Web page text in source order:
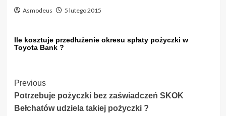
Asmodeus 5 lutego 2015
Ile kosztuje przedłużenie okresu spłaty pożyczki w
Toyota Bank ?
Post
Navigation
Previous
Potrzebuje pożyczki bez zaświadczeń SKOK
Bełchatów udziela takiej pożyczki ?